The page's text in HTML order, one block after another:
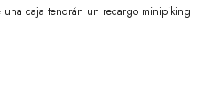
una caja tendrán un recargo minipiking